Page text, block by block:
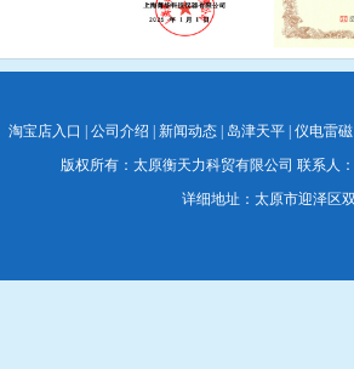
淘宝店入口 公司介绍 新闻动态| 岛津天平| 仪电雷磁
版权所有：太原衡天力科贸有限公司 联系人：
详细地址：太原市迎泽区